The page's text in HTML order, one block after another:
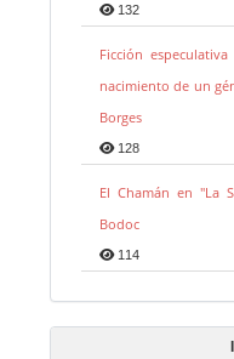
132
Ficción
nacimiento de un
Borges
128
El Chamán en "La
Bodoc
114